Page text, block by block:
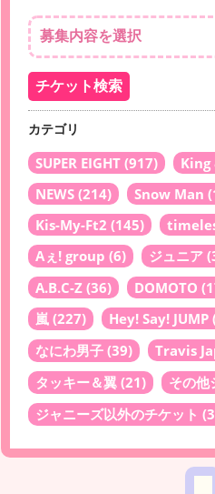
カテゴリ
SUPER EIGHT (917) King
NEWS (214) Snow Man
Kis-My-Ft2 (145)
Aぇ! group (6) ジュニア
A.B.C-Z (36) DOMOTO
嵐 (227) Hey! Say! JUMP
なにわ男子 (39) Travis
タッキー＆翼 (21) その他
ジャニーズ以外のチケット